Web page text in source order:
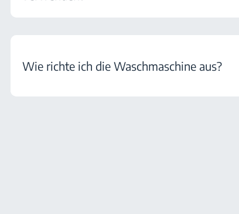
Wie richte ich die Waschmaschine aus?